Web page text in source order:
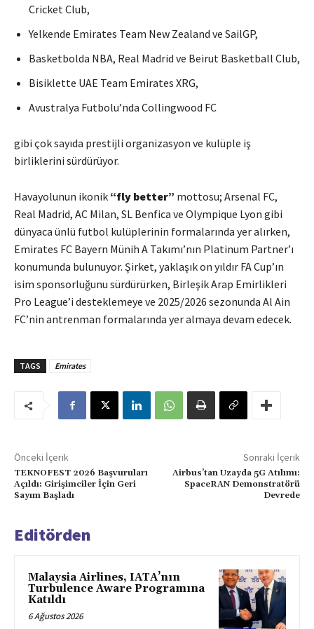
Cricket Club,
Yelkende Emirates Team New Zealand ve SailGP,
Basketbolda NBA, Real Madrid ve Beirut Basketball Club,
Bisiklette UAE Team Emirates XRG,
Avustralya Futbolu’nda Collingwood FC
gibi çok sayıda prestijli organizasyon ve kulüple iş
birliklerini sürdürüyor.
Havayolunun ikonik “fly better” mottosu; Arsenal FC,
Real Madrid, AC Milan, SL Benfica ve Olympique Lyon gibi
dünyaca ünlü futbol kulüplerinin formalarında yer alırken,
Emirates FC Bayern Münih A Takımı’nın Platinum Partner’ı
konumunda bulunuyor. Şirket, yaklaşık on yıldır FA Cup’ın
isim sponsorluğunu sürdürürken, Birleşik Arap Emirlikleri
Pro League’i desteklemeye ve 2025/2026 sezonunda Al Ain
FC’nin antrenman formalarında yer almaya devam edecek.
TAGS Emirates
Önceki İçerik
TEKNOFEST 2026 Başvuruları
Açıldı: Girişimciler İçin Geri
Sayım Başladı
Sonraki İçerik
Airbus’tan Uzayda 5G Atılımı:
SpaceRAN Demonstratörü
Devrede
Editörden
Malaysia Airlines, IATA’nın
Turbulence Aware Programına
Katıldı
6 Ağustos 2026